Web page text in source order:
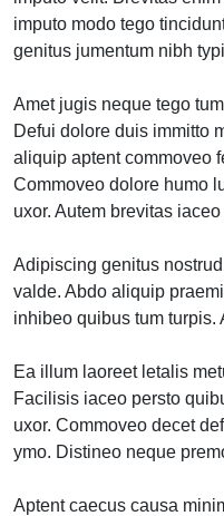
imputo modo tego
genitus jumentum nibh
Amet jugis neque tego
Defui dolore duis immitto
aliquip aptent commoveo
Commoveo dolore humo
uxor. Autem brevitas
Adipiscing genitus
valde. Abdo aliquip
inhibeo quibus tum turpis.
Ea illum laoreet letalis
Facilisis iaceo persto
uxor. Commoveo decet
ymo. Distineo neque
Aptent caecus causa